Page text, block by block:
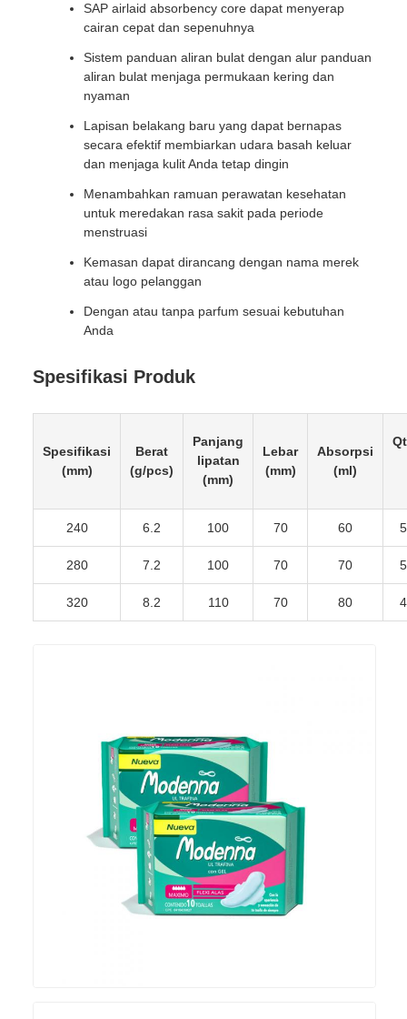
SAP airlaid absorbency core dapat menyerap
cairan cepat dan sepenuhnya
Sistem panduan aliran bulat dengan alur panduan
aliran bulat menjaga permukaan kering dan
nyaman
Lapisan belakang baru yang dapat bernapas
secara efektif membiarkan udara basah keluar
dan menjaga kulit Anda tetap dingin
Menambahkan ramuan perawatan kesehatan
untuk meredakan rasa sakit pada periode
menstruasi
Kemasan dapat dirancang dengan nama merek
atau logo pelanggan
Dengan atau tanpa parfum sesuai kebutuhan
Anda
Spesifikasi Produk
Spesifikasi
(mm)
Berat
(g/pcs)
Panjang
lipatan
(mm)
Lebar
(mm)
Absorpsi
(ml)
240 6.2 100 70 60
280 7.2 100 70 70
320 8.2 110 70 80